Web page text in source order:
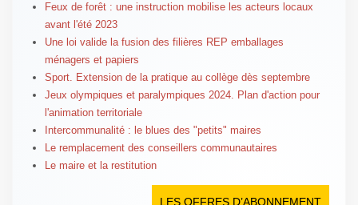
Feux de forêt : une instruction mobilise les acteurs locaux
avant l'été 2023
Une loi valide la fusion des filières REP emballages
ménagers et papiers
Sport. Extension de la pratique au collège dès septembre
Jeux olympiques et paralympiques 2024. Plan d'action pour
l'animation territoriale
Intercommunalité : le blues des "petits" maires
Le remplacement des conseillers communautaires
Le maire et la restitution
LES OFFRES D’ABONNEMENT